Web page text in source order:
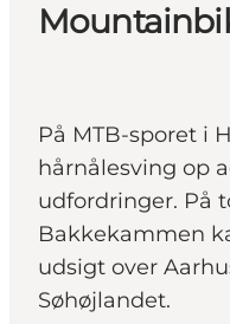
På MTB-sporet i
hårnålesving op
udfordringer. På
Bakkekammen
udsigt over
Søhøjlandet.